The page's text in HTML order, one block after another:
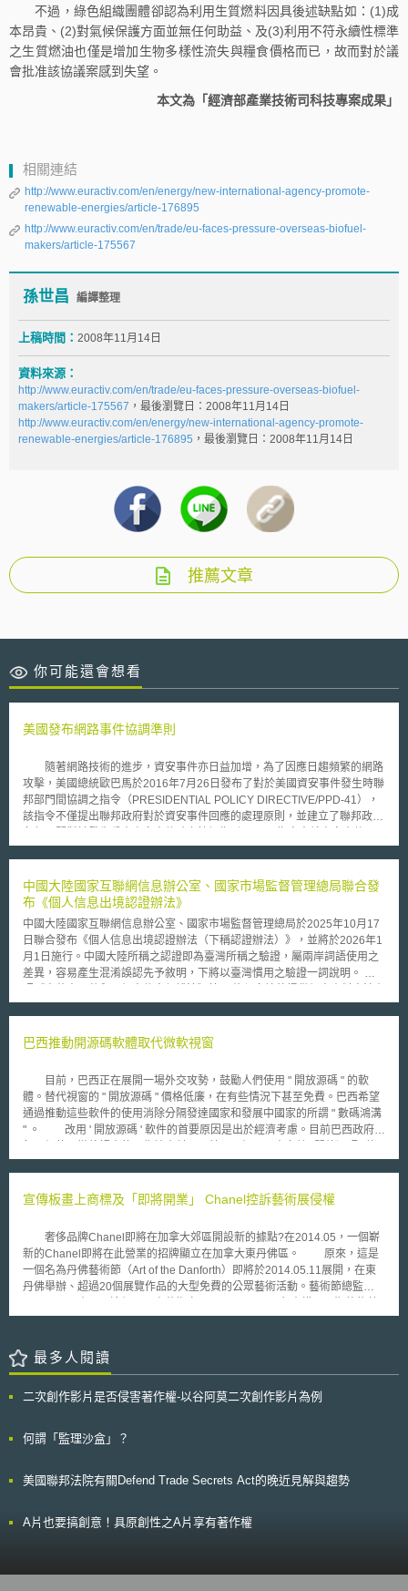
不過，綠色組織團體卻認為利用生質燃料因具後述缺點如：(1)成
本昂貴、(2)對氣候保護方面並無任何助益、及(3)利用不符永續性標準
之生質燃油也僅是增加生物多樣性流失與糧食價格而已，故而對於議
會批准該協議案感到失望。
本文為「經濟部產業技術司科技專案成果」
相關連結
http://www.euractiv.com/en/energy/new-international-agency-promote-
renewable-energies/article-176895
http://www.euractiv.com/en/trade/eu-faces-pressure-overseas-biofuel-
makers/article-175567
孫世昌 編譯整理
上稿時間： 2008年11月14日
資料來源：
http://www.euractiv.com/en/trade/eu-faces-pressure-overseas-biofuel-
makers/article-175567 ，最後瀏覽日：2008年11月14日
http://www.euractiv.com/en/energy/new-international-agency-promote-
renewable-energies/article-176895 ，最後瀏覽日：2008年11月14日
推薦文章
你可能還會想看
美國發布網路事件協調準則
隨著網路技術的進步，資安事件亦日益加增，為了因應日趨頻繁的網路
攻擊，美國總統歐巴馬於2016年7月26日發布了對於美國資安事件發生時聯
邦部門間協調之指令（PRESIDENTIAL POLICY DIRECTIVE/PPD-41），
該指令不僅提出聯邦政府對於資安事件回應的處理原則，並建立了聯邦政府
重大資安事件進行了定義：資安事件包含資訊系統漏洞、系統安全程序、內
外交關係、美國經濟、人民信心、民眾自由或大眾健康與安全發生明顯危害
的有關攻擊。 此外，就遭遇資安事件時，列舉出下列幾點作為聯邦政府因
應資安事件時之原則：（A）責任分擔；（B）基於風險的回應；（C）尊重
受影響者；（D）政府力量之聯合；（E）促進重建及恢復。 聯邦政府
機關於因應資安事件時，需同時在威脅、資產及情報支援三方面上做相關之
因應。其中司法部透過轄下聯邦調查局(Federal Bureau of Investigation,
FBI)、國家網路調查聯合行動小組(National Cyber Investigative Joint Task
Security, DHS)則透過轄下的國家網路安全與通訊整合中心(National
資產之部分，而情報支援部分，則由國家情報總監辦公室(Office of the
Intelligence Integration Center)負責相關事宜。如係政府機關本身遭受影
響，則機關應處理該資安事件對其業務運作、客戶及員工之影響。另在遭遇
重大資安事件時，為使聯邦政府能有效率因應，指令指出聯邦政府應就國家
政策、全國業務及機關間為協調。此外，指令中亦指示國土安全部及司法部
應建立當個人或組織遭遇資安事件時得以聯繫相關聯邦機關之管道。
該指令加強了現有政策的執行，並就美國機構組織上於資安事件與現行政策
中國大陸國家互聯網信息辦公室、國家市場監督管理總局聯合發
布《個人信息出境認證辦法》
中國大陸國家互聯網信息辦公室、國家市場監督管理總局於2025年10月17
日聯合發布《個人信息出境認證辦法（下稱認證辦法）》，並將於2026年1
月1日施行。中國大陸所稱之認證即為臺灣所稱之驗證，屬兩岸詞語使用之
差異，容易產生混淆誤認先予敘明，下將以臺灣慣用之驗證一詞說明。 依
四種：分別為1.透過國家網信部門組織的安全評估、2.經專業機構進行個人
約，以約定雙方之權利義務、4.法律、行政法規、國家網信部門所規定之其
制、2.傳輸資料數量、3.影響評估內容、4.驗證機構申請資料與報告義務、
5.對驗證機構之監督。 處理者資格限制與傳輸資料數量方面，認證辦法規定
向境外提供個人資料：1.不可為關鍵信息基礎設施營運者、2.向境外提供的
個人資料須為10萬人以上未滿100萬人之個人資料或未滿1萬人之敏感個人
資料（須注意，中國大陸之敏感個人資料包含：生物識別、宗教信仰、特定
個人資料，故與臺灣個資法第6條之特種個資並不一致）。且認證辦法規定
以規避認證辦法資料數量10萬人以上的境外傳輸申請限制並不合法。 除依
響評估，影響評估之內容須包含：1.處理者與境外接收者處理個資的特定目
的、範圍、方式、2.個資出境的風險、3.境外接收者的個資保護能力與義
務、4. 提供事故通報管道、5.境外國家或地區的政策、法規影響。 最後，認
證辦法應較注意的是驗證機構的報告義務與受檢義務的明確立法，使得除藉
由驗證機構對個人資料處理者的審查確保個人資料國際傳輸的安全外，再透
過政府機關對於驗證機構的檢查，以確保監管個人資料跨境傳輸，亦屬於我
巴西推動開源碼軟體取代微軟視窗
目前，巴西正在展開一場外交攻勢，鼓勵人們使用 " 開放源碼 " 的軟
體。替代視窗的 " 開放源碼 " 價格低廉，在有些情況下甚至免費。巴西希望
通過推動這些軟件的使用消除分隔發達國家和發展中國家的所謂 " 數碼鴻溝
" 。 改用 ' 開放源碼 ' 軟件的首要原因是出於經濟考慮。目前巴西政府為
件是免費的。盧拉總統正在考慮下達政令，要求所有政府部門都使用 " 開放
不同的是，盧拉總統把這看成是一個發展問題。 聯合國定於十一月份
西外交官試圖說服高峰會議發表最後宣言，強調 " 開放源碼 " 軟體的重要
性，特別是對發展中國家的重要性。
宣傳板畫上商標及「即將開業」 Chanel控訴藝術展侵權
奢侈品牌Chanel即將在加拿大郊區開設新的據點?在2014.05，一個嶄
新的Chanel即將在此營業的招牌顯立在加拿大東丹佛區。 原來，這是
一個名為丹佛藝術節（Art of the Danforth）即將於2014.05.11展開，在東
丹佛舉辦、超過20個展覽作品的大型免費的公眾藝術活動。藝術節總監
此探討「去高檔化」議題，並透過展品「抓住第一間奢侈品店進入尋常百姓
並寫上「即將開業」字樣。而這樣的表現方式，並未有實際銷售或與
Chanel競爭的目的，僅僅是作為一個豎立在地面上的裝置藝術。 對
象，如果任何人有需要使用，應事先知會Chanel，並獲得Chanel授權同
方式或內容符合Chanel的品牌價值、形象、及企業願景。此外，Chanel標
誌的方式與雙“C”以上的香奈兒標誌。如果使用人在用之前，可以事先與我
對本件的使用，Chanel加拿大發言人事後表示，當確定是公共藝術的使用
最多人閱讀
二次創作影片是否侵害著作權-以谷阿莫二次創作影片為例
何謂「監理沙盒」？
美國聯邦法院有關Defend Trade Secrets Act的晚近見解與趨勢
A片也要搞創意！具原創性之A片享有著作權